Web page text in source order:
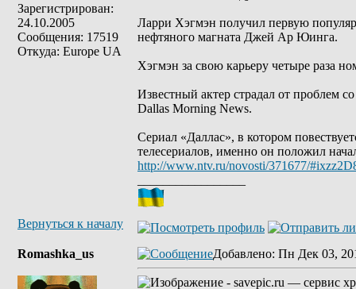
Зарегистрирован:
24.10.2005
Сообщения: 17519
Откуда: Europe UA
Ларри Хэгмэн получил первую
нефтяного магната Джей Ар Юинга.
Хэгмэн за свою карьеру четыре раза
Известный актер страдал от проблем
Dallas Morning News.
Сериал «Даллас», в котором
телесериалов, именно он положил
http://www.ntv.ru/novosti/371677/
Вернуться к началу
Romashka_us Добавлено: Пн Дек 03,